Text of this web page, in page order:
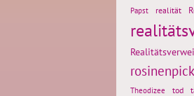
Papst realität
Theodizee
tod